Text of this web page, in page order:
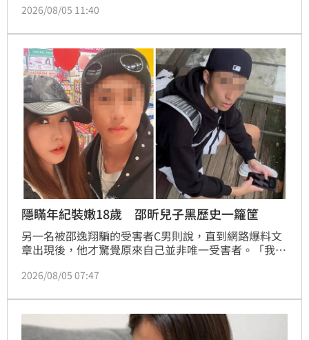
老闆憤而提告侵犯名譽權，要求公開道歉並索賠。上海
疇，且缺乏證據佐證指控。經法院調解，雙方最終達成
和解，該女子須在朋友圈公開發布道歉聲明，為此次職
場糾紛畫下句點，也提醒民眾網路言論仍須謹慎，避免
觸法。
2026/08/05 11:40
隱瞞年紀裝嫩18歲 邵昕兒子黑歷史一籮筐
另一名被邵逸翔騙的受害者C男則說，直到網路爆料文
章出現後，他才驚覺原來自己並非唯一受害者。「我一
驗。」他表示，和邵逸翔認識期間，對方自稱18歲，但
一查網路新聞才發覺他今年根本已經23歲。
2026/08/05 07:47